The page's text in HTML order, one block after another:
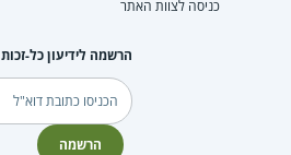
כניסה לצוות האתר
הרשמה לידיעון כל-זכות
דוא"ל
הרשמה